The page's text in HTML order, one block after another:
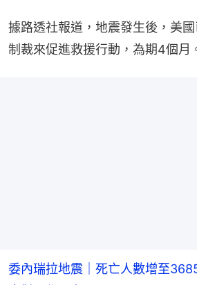
據路透社報道，地震發生後，美
制裁來促進救援行動，為期4個月
委內瑞拉地震｜死亡人數增至